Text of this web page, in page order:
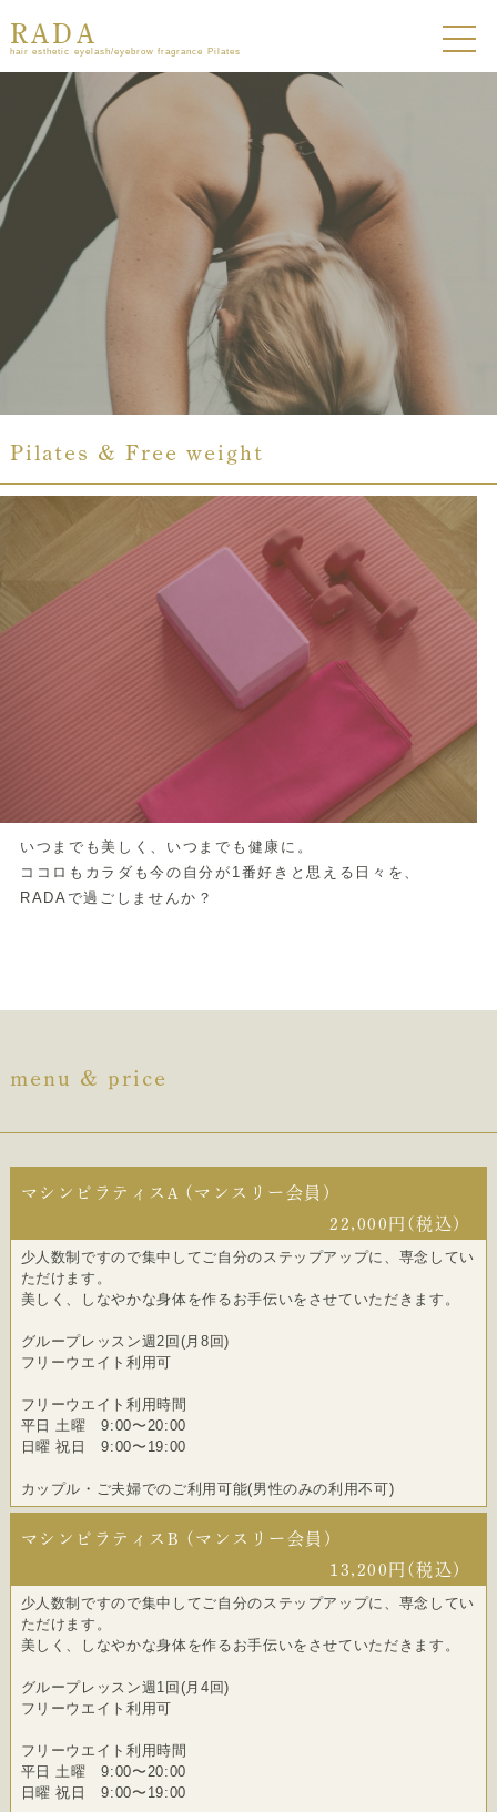
RADA
hair esthetic eyelash/eyebrow fragrance Pilates
Pilates & Free weight
いつまでも美しく、いつまでも健康に。
ココロもカラダも今の自分が1番好きと思える日々を、
RADAで過ごしませんか？
menu & price
マシンピラティスA (マンスリー会員)
22,000円(税込)
少人数制ですので集中してご自分のステップアップに、専念してい
ただけます。
美しく、しなやかな身体を作るお手伝いをさせていただきます。
グループレッスン週2回(月8回)
フリーウエイト利用可
フリーウエイト利用時間
平日 土曜 9:00〜20:00
日曜 祝日 9:00〜19:00
カップル・ご夫婦でのご利用可能(男性のみの利用不可)
マシンピラティスB (マンスリー会員)
13,200円(税込)
少人数制ですので集中してご自分のステップアップに、専念してい
ただけます。
美しく、しなやかな身体を作るお手伝いをさせていただきます。
グループレッスン週1回(月4回)
フリーウエイト利用可
フリーウエイト利用時間
平日 土曜 9:00〜20:00
日曜 祝日 9:00〜19:00